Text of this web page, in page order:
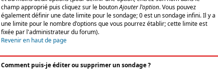
champ approprié puis cliquez sur le boutonAjouter l'option. Vous pouvez
également définir une date limite pour le sondage; 0 est un sondage infini. Il y a
une limite pour le nombre d'options que vous pourrez établir; cette limite est
fixée par l'administrateur du forum).
Revenir en haut de page
Comment puis-je éditer ou supprimer un sondage ?